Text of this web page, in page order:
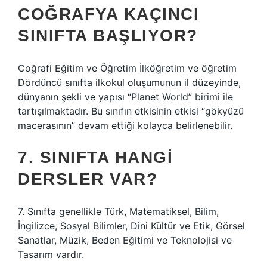
COĞRAFYA KAÇINCI
SINIFTA BAŞLIYOR?
Coğrafi Eğitim ve Öğretim İlköğretim ve öğretim
Dördüncü sınıfta ilkokul oluşumunun il düzeyinde,
dünyanın şekli ve yapısı “Planet World” birimi ile
tartışılmaktadır. Bu sınıfın etkisinin etkisi “gökyüzü
macerasının” devam ettiği kolayca belirlenebilir.
7. SINIFTA HANGI
DERSLER VAR?
7. Sınıfta genellikle Türk, Matematiksel, Bilim,
İngilizce, Sosyal Bilimler, Dini Kültür ve Etik, Görsel
Sanatlar, Müzik, Beden Eğitimi ve Teknolojisi ve
Tasarım vardır.